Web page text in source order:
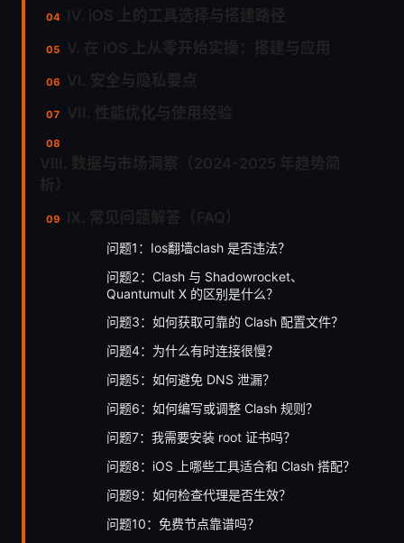
问题1：Ios翻墙clash 是否违法？
问题2：Clash 与 Shadowrocket、
Quantumult X 的区别是什么？
问题3：如何获取可靠的 Clash 配置文件？
问题4：为什么有时连接很慢？
问题5：如何避免 DNS 泄漏？
问题6：如何编写或调整 Clash 规则？
问题7：我需要安装 root 证书吗？
问题8：iOS 上哪些工具适合和 Clash 搭配？
问题9：如何检查代理是否生效？
问题10：免费节点靠谱吗？